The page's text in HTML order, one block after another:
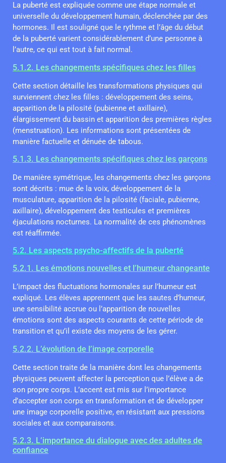
La puberté est expliquée comme une étape normale et
universelle du développement humain, déclenchée par des
hormones. Il est souligné que le rythme et l’âge du début
de la puberté varient considérablement d’une personne à
l’autre, ce qui est tout à fait normal.
5.1.2. Les changements spécifiques chez les filles
Cette section détaille les transformations physiques qui
surviennent chez les filles : développement des seins,
apparition de la pilosité (pubienne et axillaire),
élargissement du bassin et apparition des premières règles
(menstruation). Les informations sont présentées de
manière factuelle et dénuée de tabous.
5.1.3. Les changements spécifiques chez les garçons
De manière symétrique, les changements chez les garçons
sont décrits : mue de la voix, développement de la
musculature, apparition de la pilosité (faciale, pubienne,
axillaire), développement des testicules et premières
éjaculations nocturnes. La normalité de ces phénomènes
est réaffirmée.
5.2. Les aspects psycho-affectifs de la puberté
5.2.1. Les émotions nouvelles et l’humeur changeante
L’impact des fluctuations hormonales sur l’humeur est
expliqué. Les élèves apprennent que les sautes d’humeur,
une sensibilité accrue ou l’apparition de nouvelles
émotions sont des aspects courants de cette période de
transition et qu’il existe des moyens de les gérer.
5.2.2. L’évolution de l’image corporelle
Cette section traite de la manière dont les changements
physiques peuvent affecter la perception que l’élève a de
son propre corps. L’accent est mis sur l’importance
d’accepter son corps en transformation et de développer
une image corporelle positive, en résistant aux pressions
sociales et aux comparaisons.
5.2.3. L’importance du dialogue avec des adultes de
confiance